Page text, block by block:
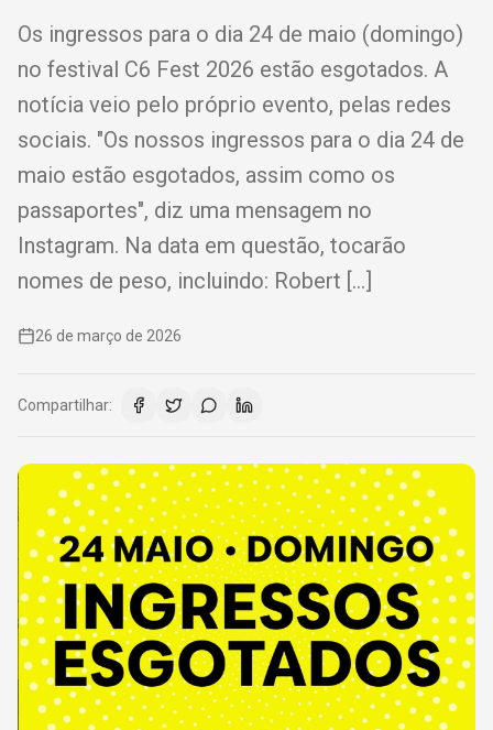
Os ingressos para o dia 24 de maio (domingo)
no festival C6 Fest 2026 estão esgotados. A
notícia veio pelo próprio evento, pelas redes
sociais. "Os nossos ingressos para o dia 24 de
maio estão esgotados, assim como os
passaportes", diz uma mensagem no
Instagram. Na data em questão, tocarão
nomes de peso, incluindo: Robert […]
26 de março de 2026
Compartilhar: